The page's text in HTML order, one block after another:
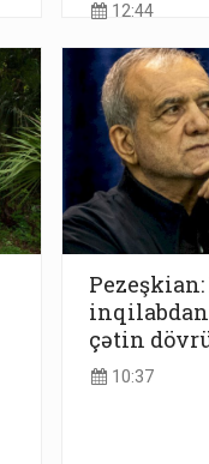
12:44
çətin
10:37